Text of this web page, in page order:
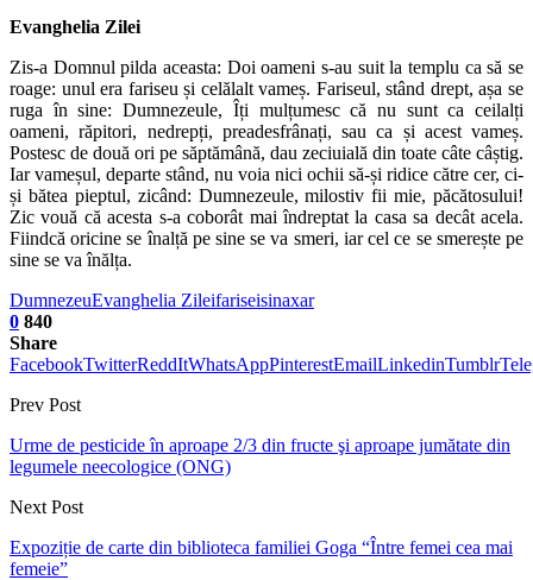
Evanghelia Zilei
Zis-a Domnul pilda aceasta: Doi oameni s-au suit la templu ca să se
roage: unul era fariseu și celălalt vameș. Fariseul, stând drept, așa se
ruga în sine: Dumnezeule, Îți mulțumesc că nu sunt ca ceilalți
oameni, răpitori, nedrepți, preadesfrânați, sau ca și acest vameș.
Postesc de două ori pe săptămână, dau zeciuială din toate câte câștig.
Iar vameșul, departe stând, nu voia nici ochii să-și ridice către cer, ci-
și bătea pieptul, zicând: Dumnezeule, milostiv fii mie, păcătosului!
Zic vouă că acesta s-a coborât mai îndreptat la casa sa decât acela.
Fiindcă oricine se înalță pe sine se va smeri, iar cel ce se smerește pe
sine se va înălța.
DumnezeuEvanghelia Zileifariseisinaxar
0 840
Share
FacebookTwitterReddItWhatsAppPinterestEmailLinkedinTumblr
Prev Post
Urme de pesticide în aproape 2/3 din fructe şi aproape jumătate din
legumele neecologice (ONG)
Next Post
Expoziție de carte din biblioteca familiei Goga “Între femei cea mai
femeie”